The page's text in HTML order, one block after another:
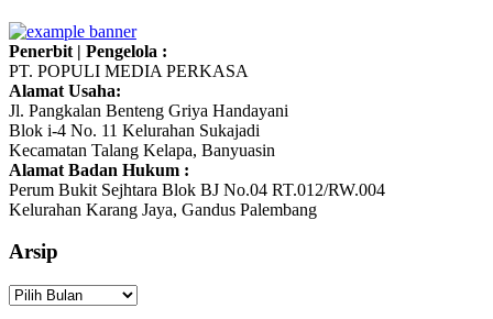
Penerbit | Pengelola :
PT. POPULI MEDIA PERKASA
Alamat Usaha:
Jl. Pangkalan Benteng Griya Handayani
Blok i-4 No. 11 Kelurahan Sukajadi
Kecamatan Talang Kelapa, Banyuasin
Alamat Badan Hukum :
Perum Bukit Sejhtara Blok BJ No.04 RT.012/RW.004
Kelurahan Karang Jaya, Gandus Palembang
Arsip
Arsip